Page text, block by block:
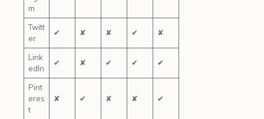
m
Twitt
er
✔ ✘ ✘ ✔ ✘
Link
edIn
✔ ✘ ✔ ✔ ✔
Pint
eres
t
✘ ✔ ✘ ✘ ✔